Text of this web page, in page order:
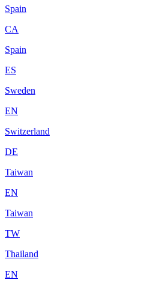
Spain
CA
Spain
ES
Sweden
EN
Switzerland
DE
Taiwan
EN
Taiwan
TW
Thailand
EN